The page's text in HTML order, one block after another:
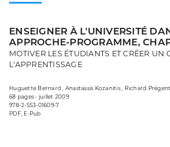
ENSEIGNER À L'UNIVERSITÉ
APPROCHE-PROGRAMME,
MOTIVER LES ÉTUDIANTS ET CRÉER UN
L'APPRENTISSAGE
Huguette Bernard , Anastassis Kozanitis , Richard Prégent
68 pages • juillet 2009
978-2-553-01609-7
PDF, E-Pub